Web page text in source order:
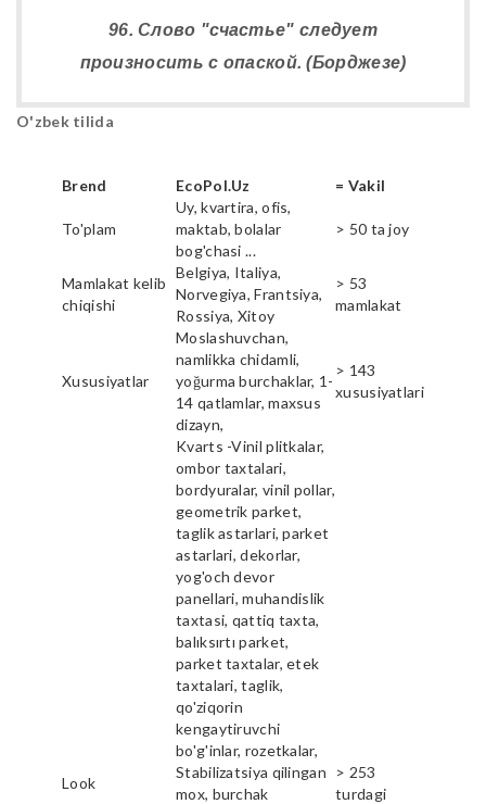
96. Слово "счастье" следует
произносить с опаской. (Борджезе)
O'zbek tilida
Brend EcoPol.Uz = Vakil
To'plam
Uy, kvartira, ofis,
maktab, bolalar
bog'chasi ...
> 50 ta joy
Mamlakat kelib
chiqishi
Belgiya, Italiya,
Norvegiya, Frantsiya,
Rossiya, Xitoy
> 53
mamlakat
Xususiyatlar
Moslashuvchan,
namlikka chidamli,
yoğurma burchaklar, 1-
14 qatlamlar, maxsus
dizayn,
> 143
xususiyatlari
Look
Kvarts -Vinil plitkalar,
ombor taxtalari,
bordyuralar, vinil pollar,
geometrik parket,
taglik astarlari, parket
astarlari, dekorlar,
yog'och devor
panellari, muhandislik
taxtasi, qattiq taxta,
balıksırtı parket,
parket taxtalar, etek
taxtalari, taglik,
qo'ziqorin
kengaytiruvchi
bo'g'inlar, rozetkalar,
Stabilizatsiya qilingan
mox, burchak
> 253
turdagi